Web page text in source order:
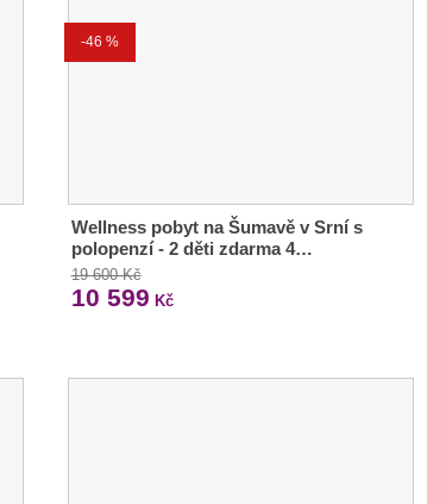
-46 %
Wellness pobyt na Šumavě v Srní s
polopenzí - 2 děti zdarma 4…
19 600 Kč
10 599 Kč